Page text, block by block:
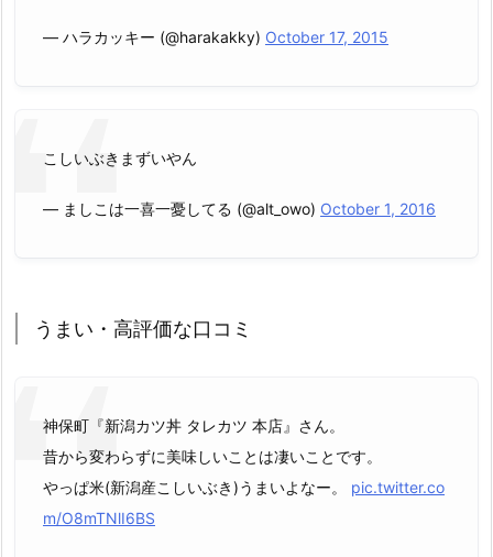
— ハラカッキー (@harakakky) October 17, 2015
こしいぶきまずいやん
— ましこは一喜一憂してる (@alt_owo) October 1, 2016
うまい・高評価な口コミ
神保町『新潟カツ丼 タレカツ 本店』さん。
昔から変わらずに美味しいことは凄いことです。
やっぱ米(新潟産こしいぶき)うまいよなー。 pic.twitter.co
m/O8mTNlI6BS